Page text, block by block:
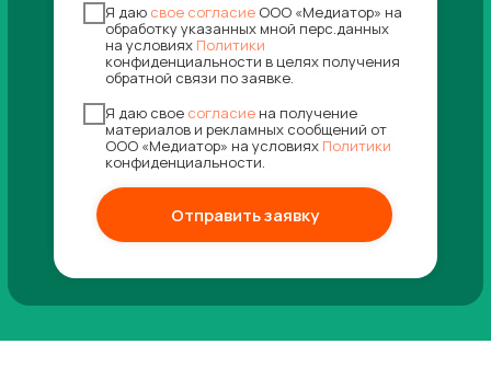
Я даю свое согласие ООО «Медиатор» на
обработку указанных мной перс.данных
на условиях Политики
конфиденциальности в целях получения
обратной связи по заявке.
Я даю свое согласие на получение
материалов и рекламных сообщений от
ООО «Медиатор» на условиях Политики
конфиденциальности.
Отправить заявку